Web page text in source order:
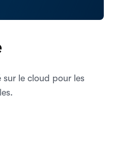
le cloud pour les